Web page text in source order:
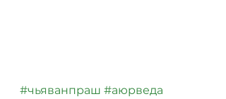
#чьяванпраш #аюрведа